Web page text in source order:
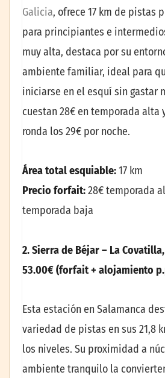
Galicia, ofrece 17 km de pistas
para principiantes e
muy alta, destaca por su
ambiente familiar, ideal para
iniciarse en el esquí sin gastar
cuestan 28€ en temporada
ronda los 29€ por noche.
Área total esquiable:17 km
Precio forfait:28€ temporada
temporada baja
2. Sierra de Béjar – La
53.00€ (forfait + alojamiento
Esta estación en Salamanca
variedad de pistas en sus 21,8
los niveles. Su proximidad a
ambiente tranquilo la